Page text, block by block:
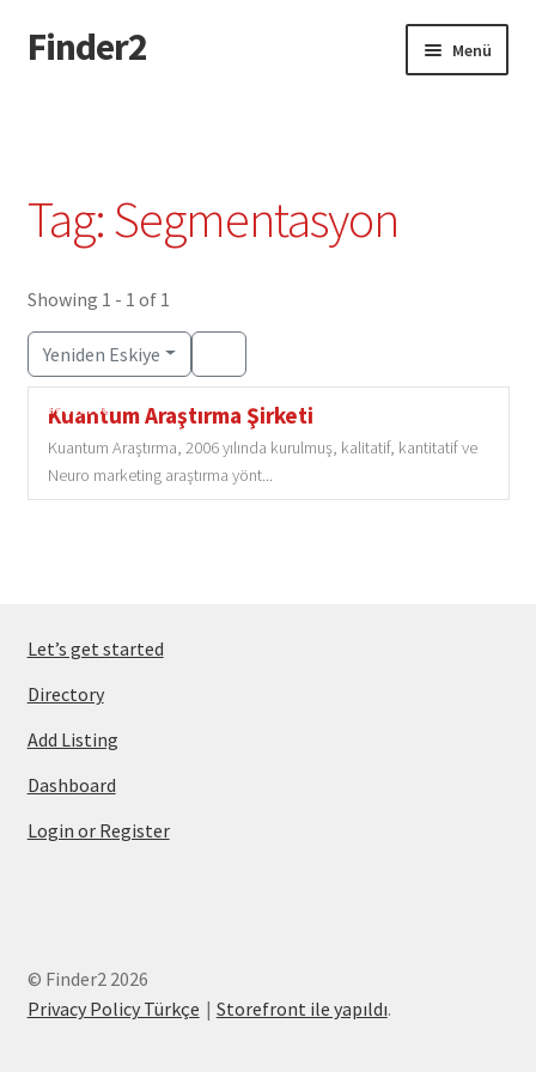
Dolaşıma
geç
İçeriğe
geç
Finder2 Menü
Dashboard Türkçe
Tag: Segmentasyon
Showing 1 - 1 of 1
Yeniden Eskiye
Kuantum Araştırma Şirketi
Kuantum Araştırma, 2006 yılında kurulmuş, kalitatif, kantitatif ve
Neuro marketing araştırma yönt...
Featured
Let’s get started
Directory
Add Listing
Dashboard
Login or Register
© Finder2 2026
Privacy Policy Türkçe
Storefront ile yapıldı.